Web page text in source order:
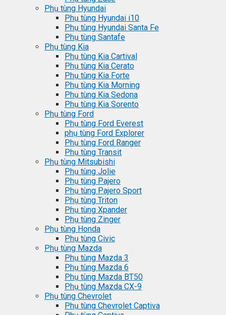
Phụ tùng Hyundai
Phụ tùng Hyundai i10
Phụ tùng Hyundai Santa Fe
Phụ tùng Santafe
Phụ tùng Kia
Phụ tùng Kia Cartival
Phụ tùng Kia Cerato
Phụ tùng Kia Forte
Phụ tùng Kia Morning
Phụ tùng Kia Sedona
Phụ tùng Kia Sorento
Phụ tùng Ford
Phụ tùng Ford Everest
phụ tùng Ford Explorer
Phụ tùng Ford Ranger
Phụ tùng Transit
Phụ tùng Mitsubishi
Phụ tùng Jolie
Phụ tùng Pajero
Phụ tùng Pajero Sport
Phụ tùng Triton
Phụ tùng Xpander
Phụ tùng Zinger
Phụ tùng Honda
Phụ tùng Civic
Phụ tùng Mazda
Phụ tùng Mazda 3
Phụ tùng Mazda 6
Phụ tùng Mazda BT50
Phụ tùng Mazda CX-9
Phụ tùng Chevrolet
Phụ tùng Chevrolet Captiva